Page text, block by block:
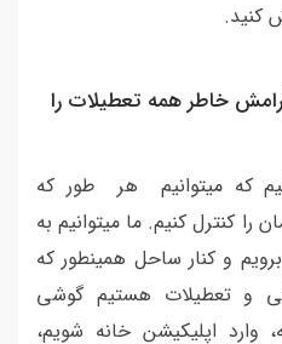
آرامش خاطر همه تعطیلات را
که میتوانیم هر طور که
را کنترل کنیم. ما میتوانیم به
و کنار ساحل همینطور که
و تعطیلات هستیم گوشی
وارد اپلیکیشن خانه شویم،